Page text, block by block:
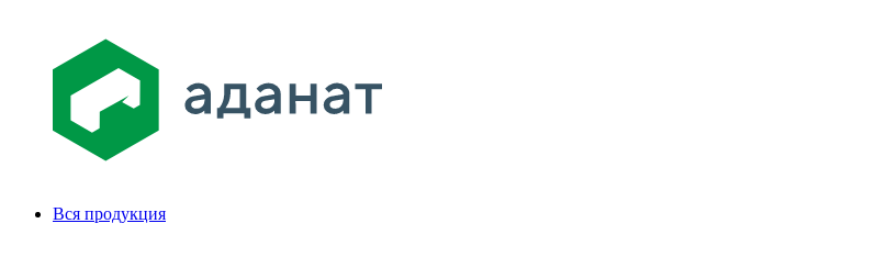
Вся продукция